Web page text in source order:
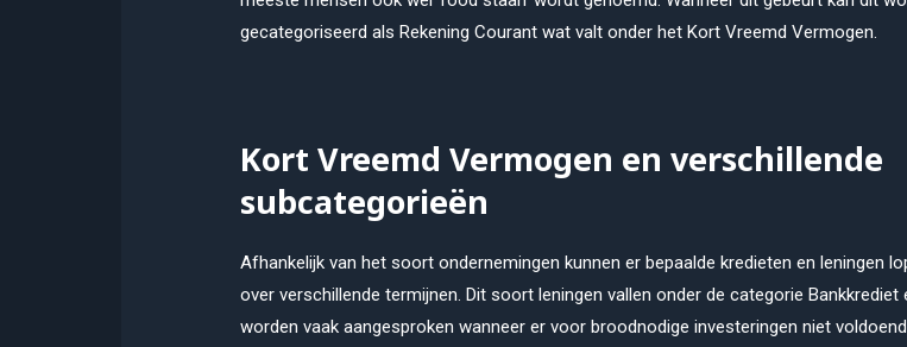
gecategoriseerd als Rekening Courant wat valt onder het Kort Vreemd Vermogen.
Kort Vreemd Vermogen en verschillende
subcategorieën
Afhankelijk van het soort ondernemingen kunnen er bepaalde kredieten en leningen
over verschillende termijnen. Dit soort leningen vallen onder de categorie Bankkrediet
worden vaak aangesproken wanneer er voor broodnodige investeringen niet